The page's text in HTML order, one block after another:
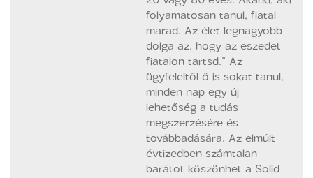
folyamatosan tanul, fiatal
marad. Az élet legnagyobb
dolga az, hogy az eszedet
fiatalon tartsd.” Az
ügyfeleitől ő is sokat tanul,
minden nap egy új
lehetőség a tudás
megszerzésére és
továbbadására. Az elmúlt
évtizedben számtalan
barátot köszönhet a Solid